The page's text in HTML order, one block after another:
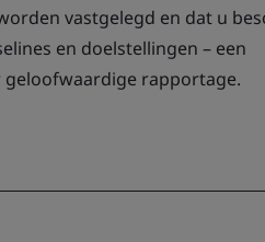
vastgelegd en dat u
en doelstellingen – een
rapportage.